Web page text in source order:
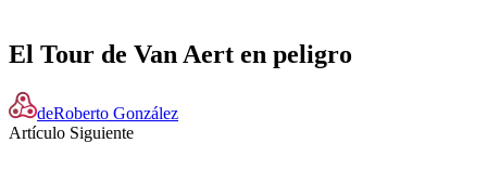
El Tour de Van Aert en peligro
deRoberto González
Artículo Siguiente